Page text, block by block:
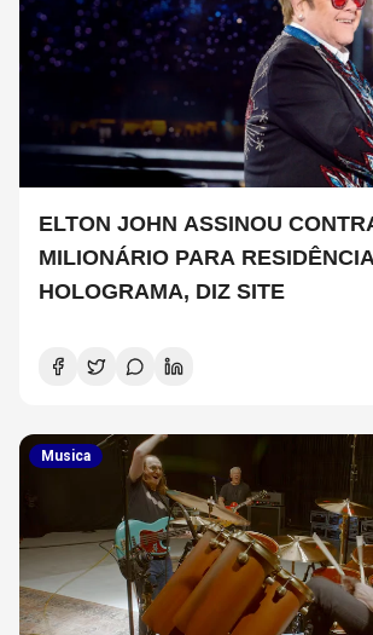
ELTON JOHN ASSINOU
MILIONÁRIO PARA
HOLOGRAMA, DIZ SITE
Musica